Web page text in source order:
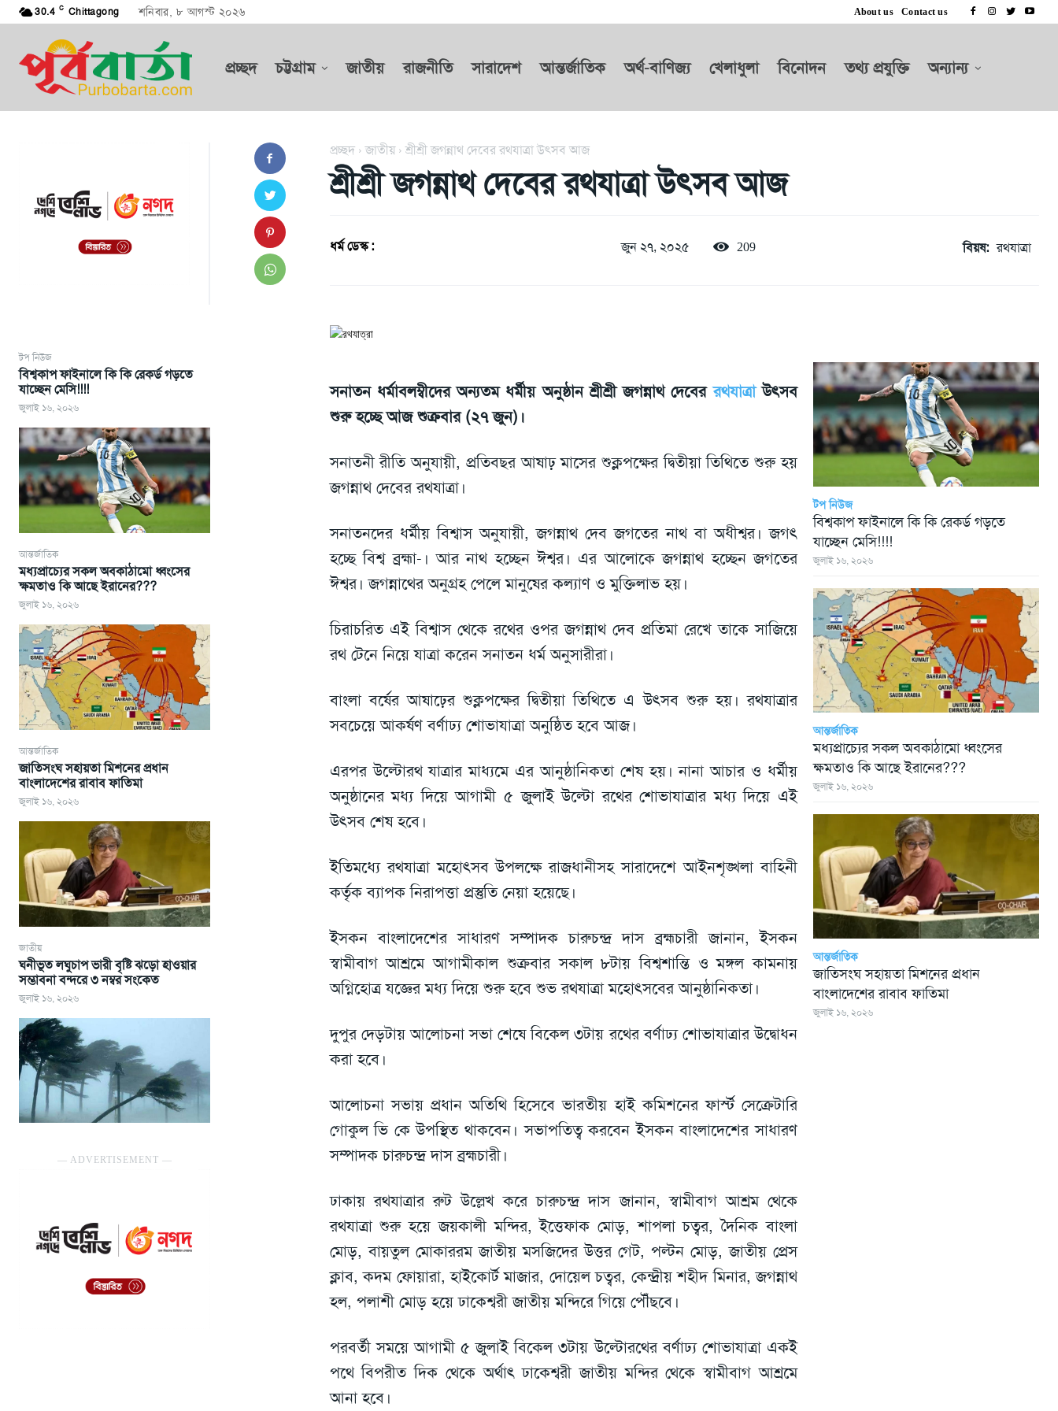
30.4 C Chittagong শনিবার, ৮ আগস্ট ২০২৬ About us Contact us
প্রচ্ছদ চট্টগ্রাম জাতীয় রাজনীতি সারাদেশ আন্তর্জাতিক অর্থ-বাণিজ্য খেলাধুলা বিনোদন তথ্য প্রযুক্তি অন্যান্য
টপ নিউজ
বিশ্বকাপ ফাইনালে কি কি রেকর্ড গড়তে
যাচ্ছেন মেসি!!!!
জুলাই ১৬, ২০২৬
আন্তর্জাতিক
মধ্যপ্রাচ্যের সকল অবকাঠামো ধ্বংসের
ক্ষমতাও কি আছে ইরানের???
জুলাই ১৬, ২০২৬
আন্তর্জাতিক
জাতিসংঘ সহায়তা মিশনের প্রধান
বাংলাদেশের রাবাব ফাতিমা
জুলাই ১৬, ২০২৬
জাতীয়
ঘনীভূত লঘুচাপ ভারী বৃষ্টি ঝড়ো হাওয়ার
সম্ভাবনা বন্দরে ৩ নম্বর সংকেত
জুলাই ১৬, ২০২৬
― ADVERTISEMENT ―
প্রচ্ছদ জাতীয় শ্রীশ্রী জগন্নাথ দেবের রথযাত্রা উৎসব আজ
শ্রীশ্রী জগন্নাথ দেবের রথযাত্রা উৎসব আজ
ধর্ম ডেস্ক : জুন ২৭, ২০২৫ 209 বিয়ষ: রথযাত্রা
সনাতন ধর্মাবলম্বীদের অন্যতম ধর্মীয় অনুষ্ঠান শ্রীশ্রী জগন্নাথ দেবেররথযাত্রাউৎসব
শুরু হচ্ছে আজ শুক্রবার (২৭ জুন)।
সনাতনী রীতি অনুযায়ী, প্রতিবছর আষাঢ় মাসের শুক্লপক্ষের দ্বিতীয়া তিথিতে শুরু হয়
জগন্নাথ দেবের রথযাত্রা।
সনাতনদের ধর্মীয় বিশ্বাস অনুযায়ী, জগন্নাথ দেব জগতের নাথ বা অধীশ্বর। জগৎ
হচ্ছে বিশ্ব ব্রহ্মা-। আর নাথ হচ্ছেন ঈশ্বর। এর আলোকে জগন্নাথ হচ্ছেন জগতের
ঈশ্বর। জগন্নাথের অনুগ্রহ পেলে মানুষের কল্যাণ ও মুক্তিলাভ হয়।
চিরাচরিত এই বিশ্বাস থেকে রথের ওপর জগন্নাথ দেব প্রতিমা রেখে তাকে সাজিয়ে
রথ টেনে নিয়ে যাত্রা করেন সনাতন ধর্ম অনুসারীরা।
বাংলা বর্ষের আষাঢ়ের শুক্লপক্ষের দ্বিতীয়া তিথিতে এ উৎসব শুরু হয়। রথযাত্রার
সবচেয়ে আকর্ষণ বর্ণাঢ্য শোভাযাত্রা অনুষ্ঠিত হবে আজ।
এরপর উল্টোরথ যাত্রার মাধ্যমে এর আনুষ্ঠানিকতা শেষ হয়। নানা আচার ও ধর্মীয়
অনুষ্ঠানের মধ্য দিয়ে আগামী ৫ জুলাই উল্টো রথের শোভাযাত্রার মধ্য দিয়ে এই
উৎসব শেষ হবে।
ইতিমধ্যে রথযাত্রা মহোৎসব উপলক্ষে রাজধানীসহ সারাদেশে আইনশৃঙ্খলা বাহিনী
কর্তৃক ব্যাপক নিরাপত্তা প্রস্তুতি নেয়া হয়েছে।
ইসকন বাংলাদেশের সাধারণ সম্পাদক চারুচন্দ্র দাস ব্রহ্মচারী জানান, ইসকন
স্বামীবাগ আশ্রমে আগামীকাল শুক্রবার সকাল ৮টায় বিশ্বশান্তি ও মঙ্গল কামনায়
অগ্নিহোত্র যজ্ঞের মধ্য দিয়ে শুরু হবে শুভ রথযাত্রা মহোৎসবের আনুষ্ঠানিকতা।
দুপুর দেড়টায় আলোচনা সভা শেষে বিকেল ৩টায় রথের বর্ণাঢ্য শোভাযাত্রার উদ্বোধন
করা হবে।
আলোচনা সভায় প্রধান অতিথি হিসেবে ভারতীয় হাই কমিশনের ফার্স্ট সেক্রেটারি
গোকুল ভি কে উপস্থিত থাকবেন। সভাপতিত্ব করবেন ইসকন বাংলাদেশের সাধারণ
সম্পাদক চারুচন্দ্র দাস ব্রহ্মচারী।
ঢাকায় রথযাত্রার রুট উল্লেখ করে চারুচন্দ্র দাস জানান, স্বামীবাগ আশ্রম থেকে
রথযাত্রা শুরু হয়ে জয়কালী মন্দির, ইত্তেফাক মোড়, শাপলা চত্বর, দৈনিক বাংলা
মোড়, বায়তুল মোকাররম জাতীয় মসজিদের উত্তর গেট, পল্টন মোড়, জাতীয় প্রেস
ক্লাব, কদম ফোয়ারা, হাইকোর্ট মাজার, দোয়েল চত্বর, কেন্দ্রীয় শহীদ মিনার, জগন্নাথ
হল, পলাশী মোড় হয়ে ঢাকেশ্বরী জাতীয় মন্দিরে গিয়ে পৌঁছবে।
পরবর্তী সময়ে আগামী ৫ জুলাই বিকেল ৩টায় উল্টোরথের বর্ণাঢ্য শোভাযাত্রা একই
পথে বিপরীত দিক থেকে অর্থাৎ ঢাকেশ্বরী জাতীয় মন্দির থেকে স্বামীবাগ আশ্রমে
আনা হবে।
টপ নিউজ
বিশ্বকাপ ফাইনালে কি কি রেকর্ড গড়তে
যাচ্ছেন মেসি!!!!
জুলাই ১৬, ২০২৬
আন্তর্জাতিক
মধ্যপ্রাচ্যের সকল অবকাঠামো ধ্বংসের
ক্ষমতাও কি আছে ইরানের???
জুলাই ১৬, ২০২৬
আন্তর্জাতিক
জাতিসংঘ সহায়তা মিশনের প্রধান
বাংলাদেশের রাবাব ফাতিমা
জুলাই ১৬, ২০২৬